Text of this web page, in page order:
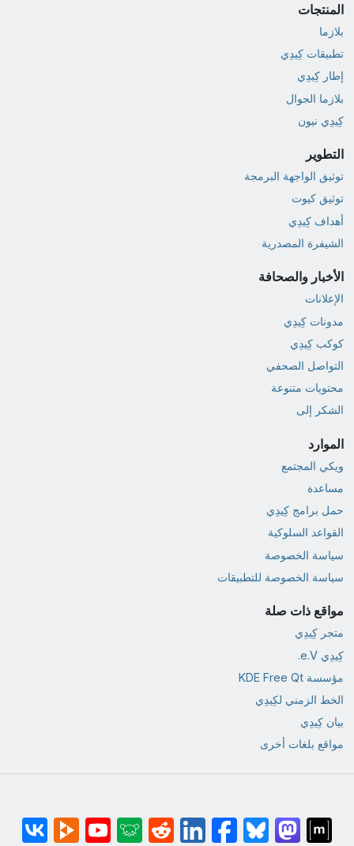
المنتجات
بلازما
تطبيقات كِيدِي
إطار كِيدِي
بلازما الجوال
كِيدِي نيون
التطوير
توثيق الواجهة البرمجة
توثيق كيوت
أهداف كِيدِي
الشيفرة المصدرية
الأخبار والصحافة
الإعلانات
مدونات كِيدِي
كوكب كِيدِي
التواصل الصحفي
محتويات متنوعة
الشكر إلى
الموارد
ويكي المجتمع
مساعدة
حمل برامج كِيدِي
القواعد السلوكية
سياسة الخصوصة
سياسة الخصوصة للتطبيقات
مواقع ذات صلة
متجر كِيدِي
كِيدِي e.V.
مؤسسة KDE Free Qt
الخط الزمني لكِيدِي
بيان كِيدِي
مواقع بلغات أخرى